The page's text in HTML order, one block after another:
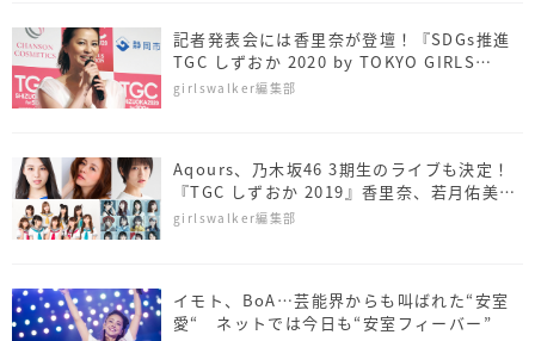
記者発表会には香里奈が登壇！『SDGs推進
TGC しずおか 2020 by TOKYO GIRLS
COLLECTION』開催決定！
girlswalker編集部
Aqours、乃木坂46 3期生のライブも決定！
『TGC しずおか 2019』香里奈、若月佑美ら
追加出演者発表！
girlswalker編集部
イモト、BoA…芸能界からも叫ばれた“安室
愛“ ネットでは今日も“安室フィーバー”